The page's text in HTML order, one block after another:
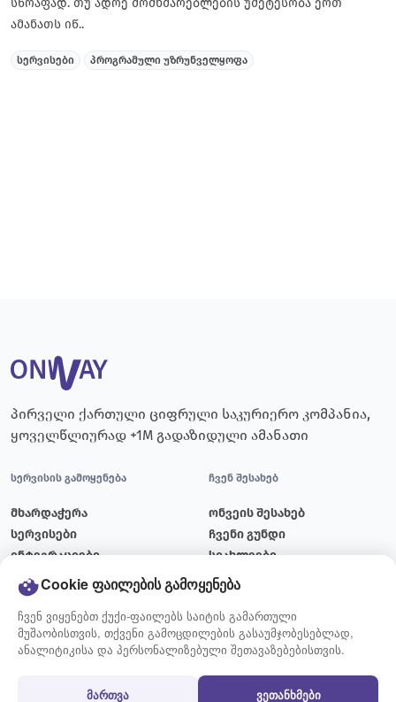
სწრაფად. თუ ადრე მომხმარებლების უმეტესობა ერთ
ამანათს იწ..
სერვისები პროგრამული უზრუნველყოფა
Cookie ფაილების გამოყენება
ჩვენ ვიყენებთ ქუქი-ფაილებს საიტის გამართული
მუშაობისთვის, თქვენი გამოცდილების გასაუმჯობესებლად,
ანალიტიკისა და პერსონალიზებული შეთავაზებებისთვის.
მართვა ვეთანხმები
პირველი ქართული ციფრული საკურიერო კომპანია,
ყოველწლიურად +1M გადაზიდული ამანათი
სერვისის გამოყენება
მხარდაჭერა
სერვისები
ინტეგრაციები
ტარიფები
მიწოდების გრაფიკი
ჩვენ შესახებ
ონვეის შესახებ
ჩვენი გუნდი
სიახლეები
ბლოგი
ვაკანსიები
კონტაქტი
გზავნილის მომზადების წესები და პირობები